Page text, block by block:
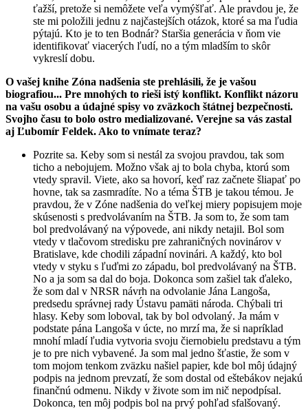
ťažší, pretože si nemôžete veľa vymýšľať. Ale pravdou je, že
ste mi položili jednu z najčastejších otázok, ktoré sa ma ľudia
pýtajú. Kto je to ten Bodnár? Staršia generácia v ňom vie
identifikovať viacerých ľudí, no a tým mladším to skôr
vykreslí dobu.
O vašej knihe Zóna nadšenia ste prehlásili, že je vašou
biografiou... Pre mnohých to rieši istý konflikt. Konflikt názoru
na vašu osobu a údajné spisy vo zväzkoch štátnej bezpečnosti.
Svojho času to bolo ostro medializované. Verejne sa vás zastal
aj Ľubomír Feldek. Ako to vnímate teraz?
Pozrite sa. Keby som si nestál za svojou pravdou, tak som
ticho a nebojujem. Možno však aj to bola chyba, ktorú som
vtedy spravil. Viete, ako sa hovorí, keď raz začnete šliapať po
hovne, tak sa zasmradíte. No a téma ŠTB je takou témou. Je
pravdou, že v Zóne nadšenia do veľkej miery popisujem moje
skúsenosti s predvolávaním na ŠTB. Ja som to, že som tam
bol predvolávaný na výpovede, ani nikdy netajil. Bol som
vtedy v tlačovom stredisku pre zahraničných novinárov v
Bratislave, kde chodili západní novinári. A každý, kto bol
vtedy v styku s ľuďmi zo západu, bol predvolávaný na ŠTB.
No a ja som sa dal do boja. Dokonca som zašiel tak ďaleko,
že som dal v NRSR návrh na odvolanie Jána Langoša,
predsedu správnej rady Ústavu pamäti národa. Chýbali tri
hlasy. Keby som loboval, tak by bol odvolaný. Ja mám v
podstate pána Langoša v úcte, no mrzí ma, že si napríklad
mnohí mladí ľudia vytvoria svoju čiernobielu predstavu a tým
je to pre nich vybavené. Ja som mal jedno šťastie, že som v
tom mojom tenkom zväzku našiel papier, kde bol môj údajný
podpis na jednom prevzatí, že som dostal od eštebákov nejakú
finančnú odmenu. Nikdy v živote som im nič nepodpísal.
Dokonca, ten môj podpis bol na prvý pohľad sfalšovaný.